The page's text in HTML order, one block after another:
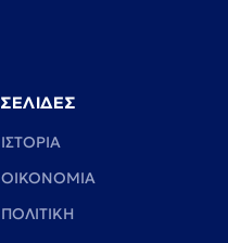
ΣΕΛΙΔΕΣ
ΙΣΤΟΡΙΑ
ΟΙΚΟΝΟΜΙΑ
ΠΟΛΙΤΙΚΗ